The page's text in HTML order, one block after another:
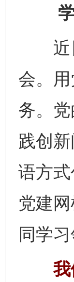
学习
近日
会。
务。
践创
语方
党建
同学习
我们